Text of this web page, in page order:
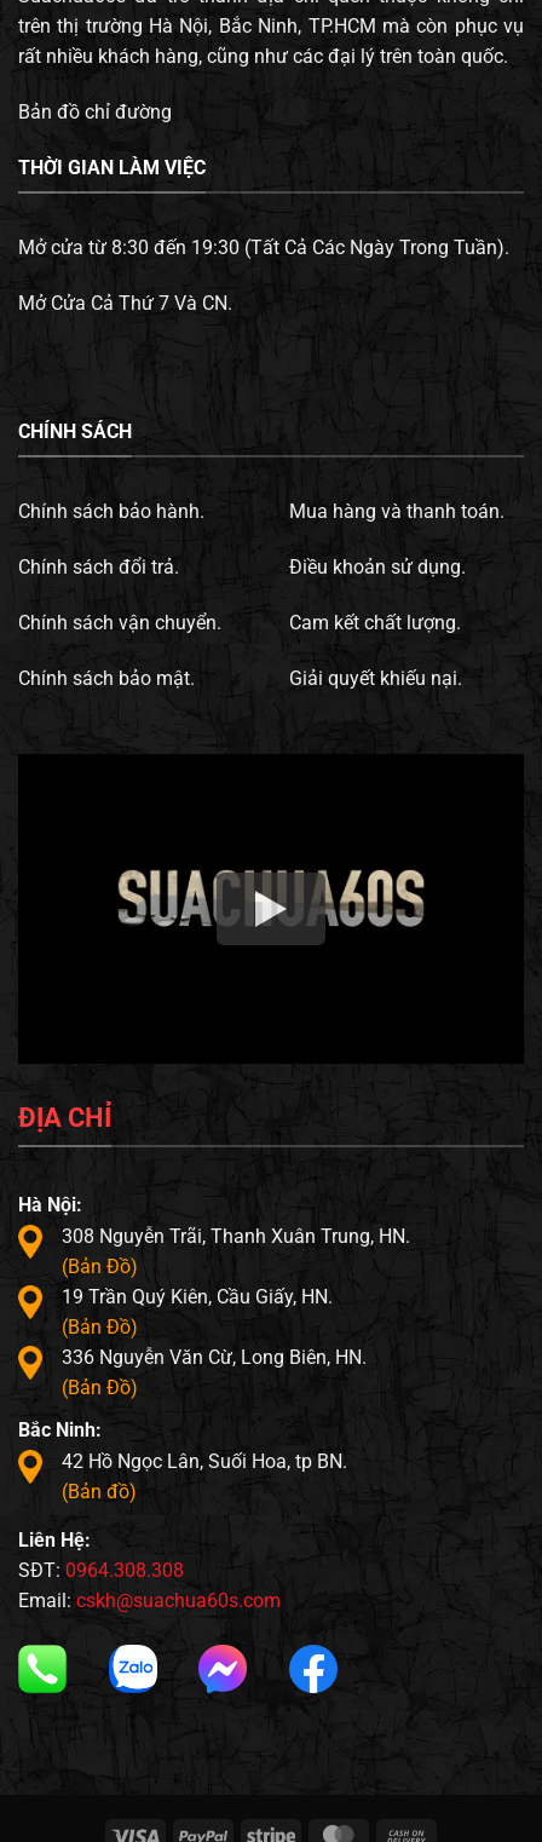
trên thị trường Hà Nội, Bắc Ninh, TP.HCM mà còn phục vụ
rất nhiều khách hàng, cũng như các đại lý trên toàn quốc.
Bản đồ chỉ đường
THỜI GIAN LÀM VIỆC
Mở cửa từ 8:30 đến 19:30 (Tất Cả Các Ngày Trong Tuần).
Mở Cửa Cả Thứ 7 Và CN.
CHÍNH SÁCH
Chính sách bảo hành.
Chính sách đổi trả.
Chính sách vận chuyển.
Chính sách bảo mật.
Mua hàng và thanh toán.
Điều khoản sử dụng.
Cam kết chất lượng.
Giải quyết khiếu nại.
ĐỊA CHỈ
Hà Nội:
308 Nguyễn Trãi, Thanh Xuân Trung, HN.
(Bản Đồ)
19 Trần Quý Kiên, Cầu Giấy, HN.
(Bản Đồ)
336 Nguyễn Văn Cừ, Long Biên, HN.
(Bản Đồ)
Bắc Ninh:
42 Hồ Ngọc Lân, Suối Hoa, tp BN.
(Bản đồ)
Liên Hệ:
SĐT: 0964.308.308
Email: cskh@suachua60s.com
Visa PayPal Stripe MasterCard